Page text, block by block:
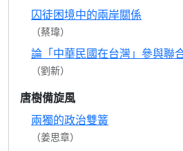
囚徒困境中的兩岸關係
（蔡瑋）
論「中華民國在台灣」參與聯
（劉新）
唐樹備旋風
兩獨的政治雙簧
（姜思章）